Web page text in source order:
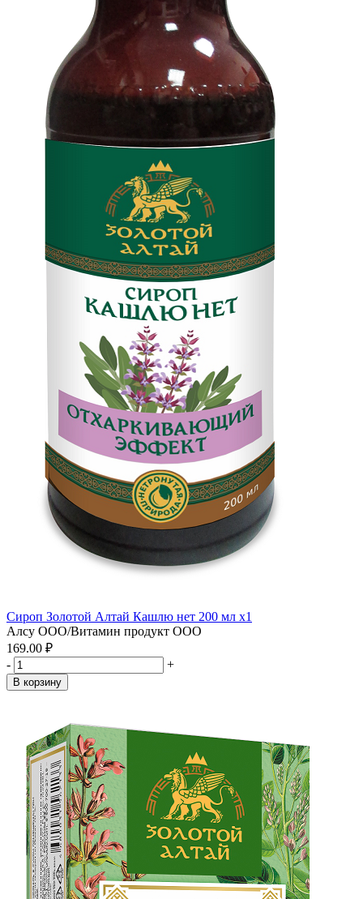
Сироп Золотой Алтай Кашлю нет 200 мл x1
Алсу ООО/Витамин продукт ООО
169.00 ₽
-
+
В корзину